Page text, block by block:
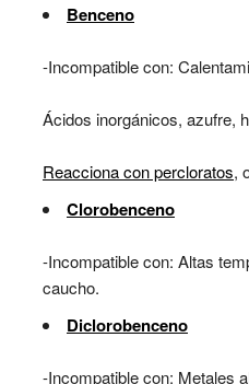
Benceno
-Incompatible con:
Ácidos inorgánicos, azufre,
Reacciona con percloratos,
Clorobenceno
-Incompatible con: Altas
caucho.
Diclorobenceno
-Incompatible con: Metales